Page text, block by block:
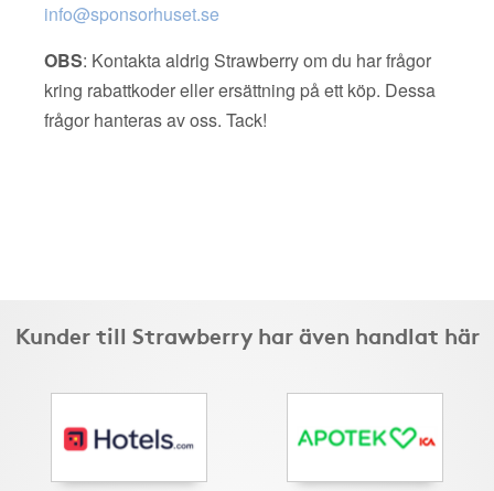
info@sponsorhuset.se
OBS: Kontakta aldrig Strawberry om du har frågor
kring rabattkoder eller ersättning på ett köp. Dessa
frågor hanteras av oss. Tack!
Kunder till Strawberry har även handlat här